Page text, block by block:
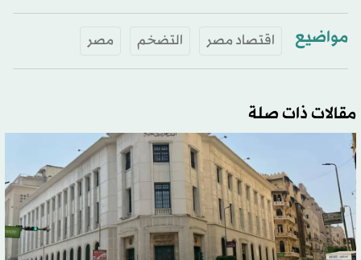
مواضيع اقتصاد مصر التضخم مصر
مقالات ذات صلة